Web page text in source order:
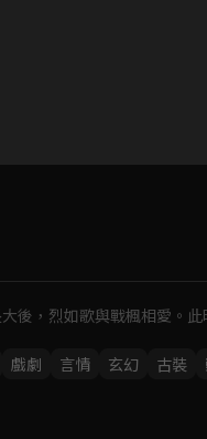
後，烈如歌與戰楓相愛。
戲劇 言情 玄幻 古裝